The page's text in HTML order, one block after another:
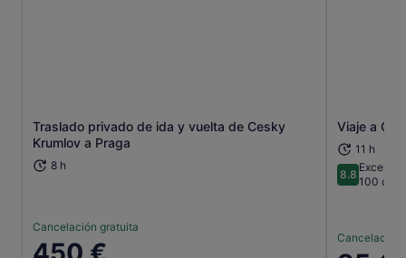
Traslado privado de ida y vuelta de Cesky
Krumlov a Praga
8 h
Cancelación gratuita
El
Se abre en una pestaña nueva
Viaje a
11 h
8.88.8 sobre
100
Cancelación